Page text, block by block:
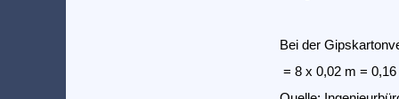
Bei der
= 8 x 0,02 m =